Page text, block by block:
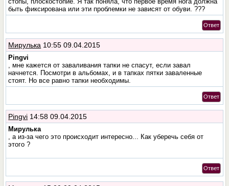
быть фиксирована или эти проблемки не зависят от обуви. ???
Ответ
Мирулька 10:55 09.04.2015
Pingvi
, мне кажется от заваливания тапки не спасут, если завал
начнется. Посмотри в альбомах, и в тапках пятки заваленные
стоят. Но все равно тапки необходимы.
Ответ
Pingvi 14:58 09.04.2015
Мирулька
, а из-за чего это происходит интересно... Как уберечь себя от
этого ?
Ответ